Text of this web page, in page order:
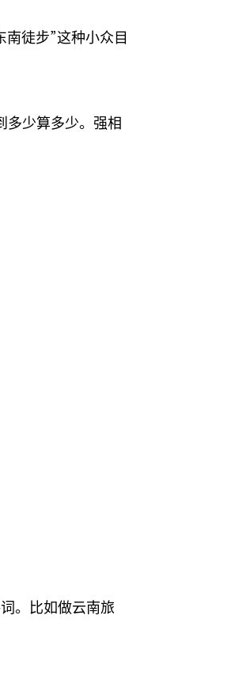
徒步”这种小众目
多少算多少。强相
。比如做云南旅